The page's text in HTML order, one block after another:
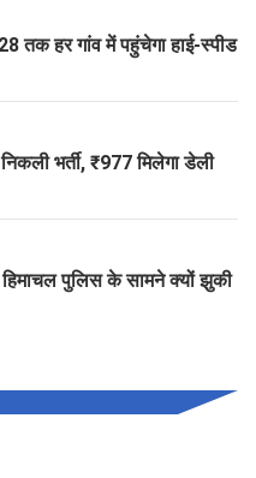
तक हर गांव में पहुंचेगा हाई-स्पीड
भर्ती, ₹977 मिलेगा डेली
पुलिस के सामने क्यों झुकी